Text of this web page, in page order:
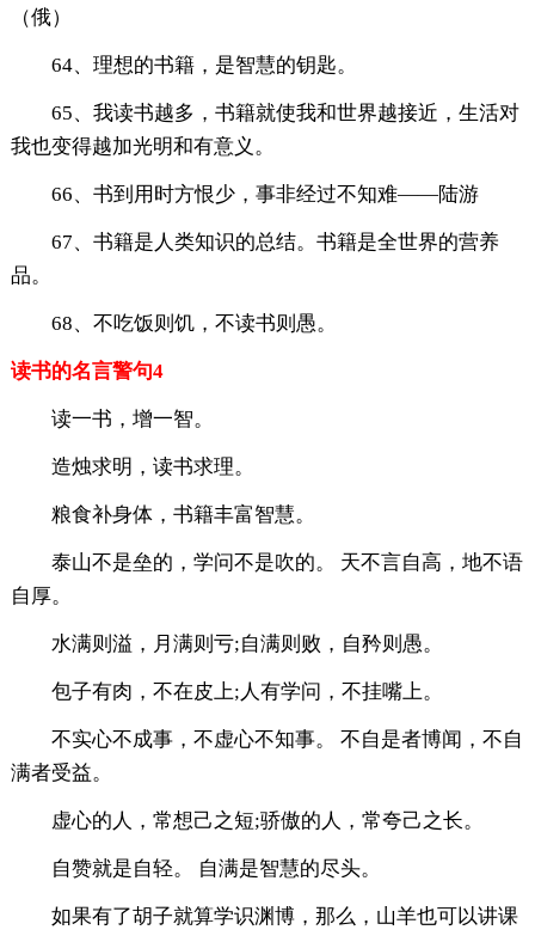
（俄）
64、理想的书籍，是智慧的钥匙。
65、我读书越多，书籍就使我和世界越接近，生活对
我也变得越加光明和有意义。
66、书到用时方恨少，事非经过不知难——陆游
67、书籍是人类知识的总结。书籍是全世界的营养
品。
68、不吃饭则饥，不读书则愚。
读书的名言警句4
读一书，增一智。
造烛求明，读书求理。
粮食补身体，书籍丰富智慧。
泰山不是垒的，学问不是吹的。 天不言自高，地不语
自厚。
水满则溢，月满则亏;自满则败，自矜则愚。
包子有肉，不在皮上;人有学问，不挂嘴上。
不实心不成事，不虚心不知事。 不自是者博闻，不自
满者受益。
虚心的人，常想己之短;骄傲的人，常夸己之长。
自赞就是自轻。 自满是智慧的尽头。
如果有了胡子就算学识渊博，那么，山羊也可以讲课